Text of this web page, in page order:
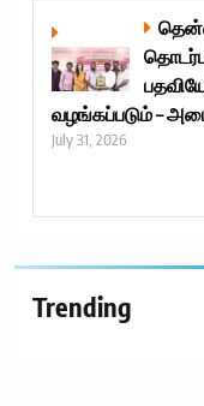
வழங்கப்படும் –
July 31, 2026
Trending